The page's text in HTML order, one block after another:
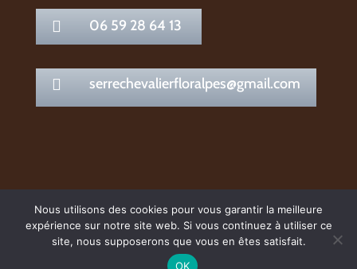
 06 59 28 64 13
 serrechevalierfloralpes@gmail.com
Mentions Légales
Politique de Confidentialité
Plan du Site
Création Site Internet | VEONEO |
Nous utilisons des cookies pour vous garantir la meilleure
expérience sur notre site web. Si vous continuez à utiliser ce
site, nous supposerons que vous en êtes satisfait.
OK